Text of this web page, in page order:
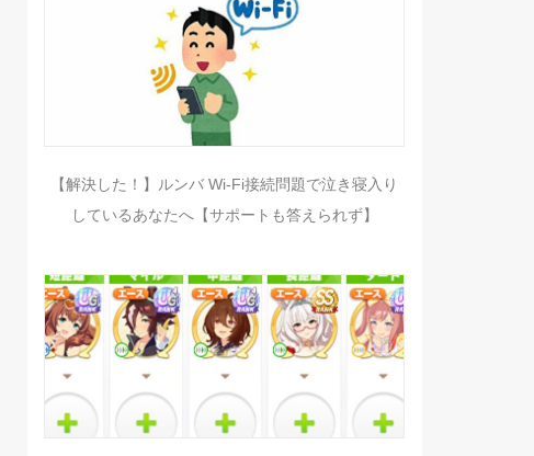
【解決した！】ルンバ Wi-Fi接続問題で泣き寝入り
しているあなたへ【サポートも答えられず】